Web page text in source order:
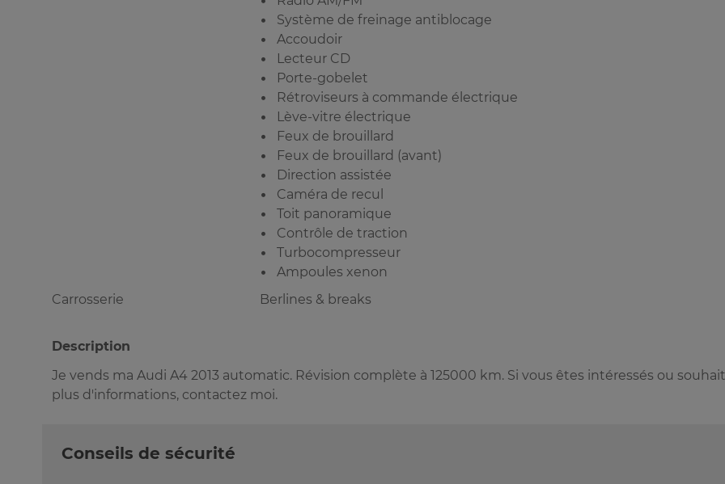
Système de freinage antiblocage
Accoudoir
Lecteur CD
Porte-gobelet
Rétroviseurs à commande électrique
Lève-vitre électrique
Feux de brouillard
Feux de brouillard (avant)
Direction assistée
Caméra de recul
Toit panoramique
Contrôle de traction
Turbocompresseur
Ampoules xenon
Carrosserie
Berlines & breaks
Description
Je vends ma Audi A4 2013 automatic. Révision complète à 125000 km. Si vous êtes intéressés ou
plus d'informations, contactez moi.
Conseils de sécurité